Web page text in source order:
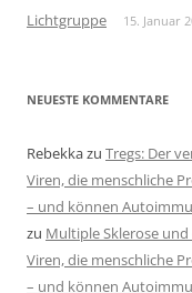
Lichtgruppe 15. Januar
NEUESTE KOMMENTARE
Rebekkazu Tregs: Der
Viren, die menschliche
– und können
zu Multiple Sklerose und
Viren, die menschliche
– und können